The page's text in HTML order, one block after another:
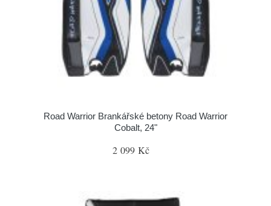
Road Warrior Brankářské betony Road Warrior
Cobalt, 24"
2 099 Kč